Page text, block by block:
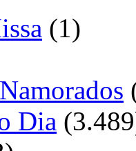
(1)
Dia